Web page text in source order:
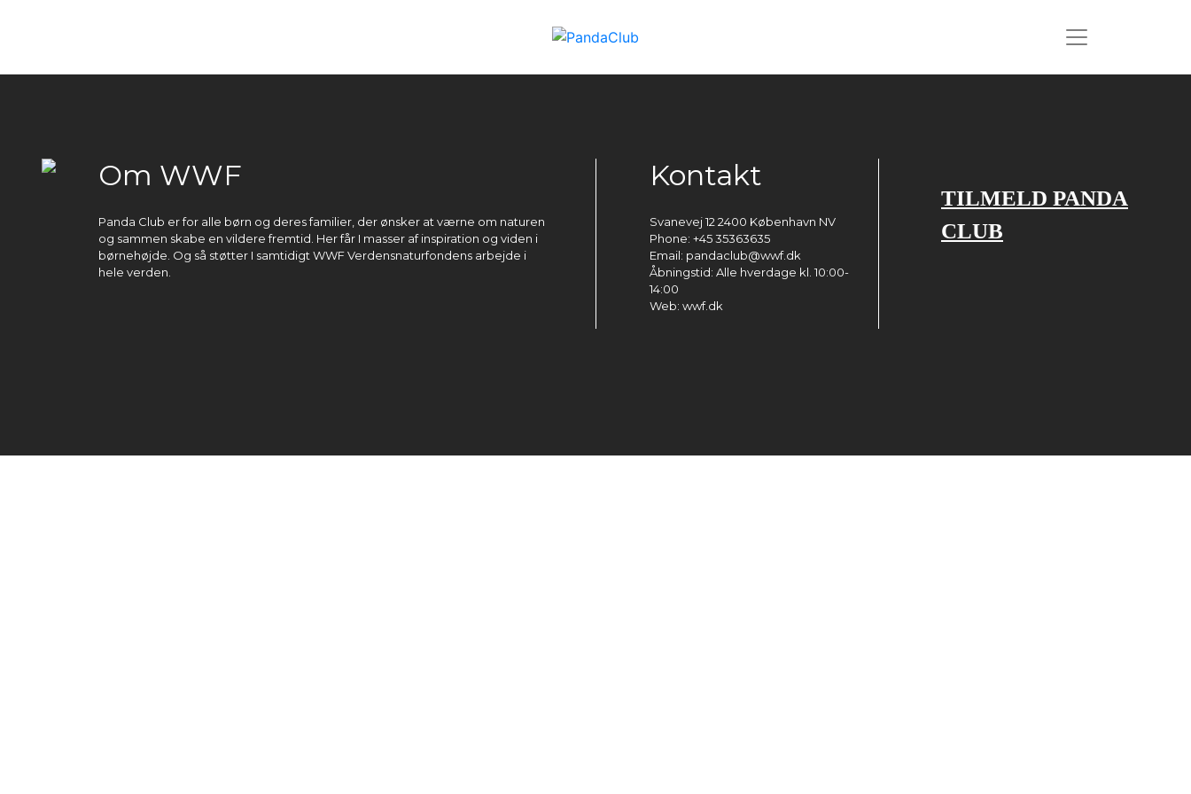
Om WWF
Panda Club er for alle børn og deres familier, der ønsker at værne om naturen
og sammen skabe en vildere fremtid. Her får I masser af inspiration og viden i
børnehøjde. Og så støtter I samtidigt WWF Verdensnaturfondens arbejde i
hele verden.
Kontakt
Svanevej 12 2400 København NV
Phone: +45 35363635
Email: pandaclub@wwf.dk
Åbningstid: Alle hverdage kl. 10:00-
14:00
Web: wwf.dk
TILMELD PANDA
CLUB